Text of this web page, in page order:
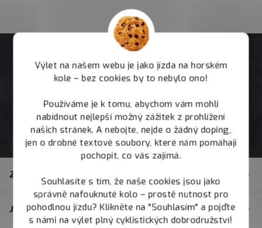
Výlet na našem webu je jako jízda na horském
kole – bez cookies by to nebylo ono!
Používáme je k tomu, abychom vám mohli
nabídnout nejlepší možný zážitek z prohlížení
našich stránek. A nebojte, nejde o žádný doping,
jen o drobné textové soubory, které nám pomáhají
pochopit, co vás zajímá.
Souhlasíte s tím, že naše cookies jsou jako
správně nafouknuté kolo – prostě nutnost pro
pohodlnou jízdu? Klikněte na "Souhlasím" a pojďte
s námi na výlet plný cyklistických dobrodružství!
Zákaznický servis
JOY.BIKE